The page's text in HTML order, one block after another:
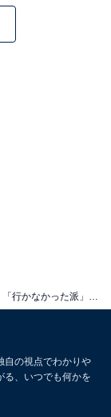
（入浴施設）
慣があります
変わった習慣
自の視点でわかりや
る、いつでも何かを